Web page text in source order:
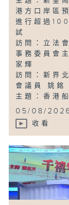
港方口岸區
進行超過100
試
訪問：立法
事務委員會
家輝
訪問：新界
會議員 姚銘
主題：香港
05/08/
收看